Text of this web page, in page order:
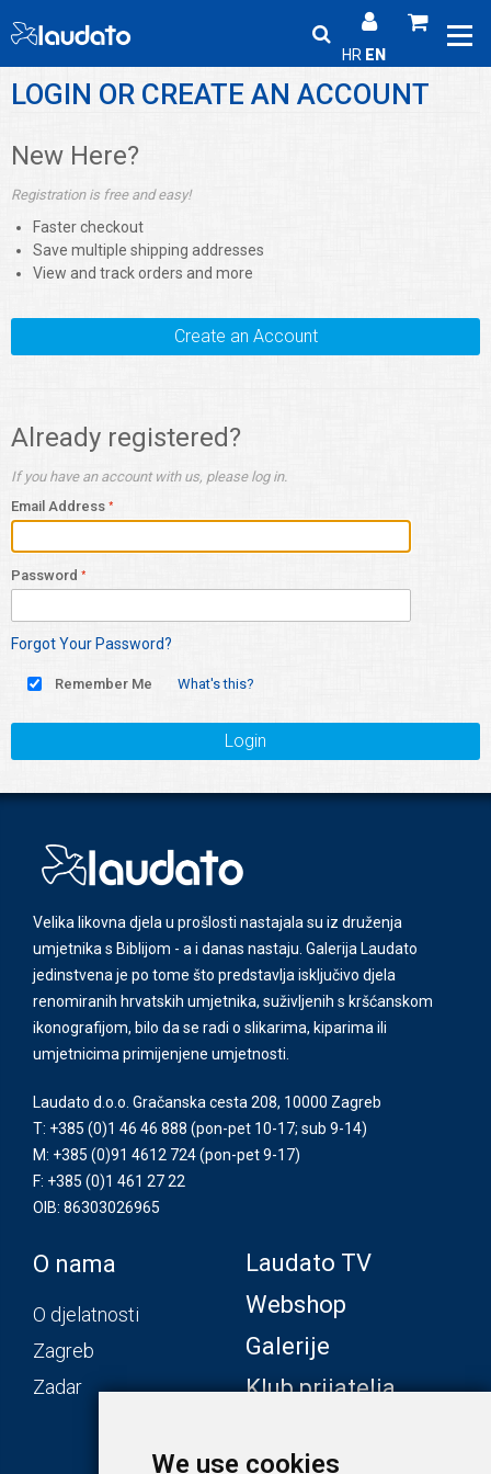
We use cookies
HR EN
LOGIN OR CREATE AN ACCOUNT
New Here?
Registration is free and easy!
Faster checkout
Save multiple shipping addresses
View and track orders and more
Create an Account
Already registered?
If you have an account with us, please log in.
Email Address
Password
Forgot Your Password?
Remember Me What's this?
Login
Velika likovna djela u prošlosti nastajala su iz druženja
umjetnika s Biblijom - a i danas nastaju. Galerija Laudato
jedinstvena je po tome što predstavlja isključivo djela
renomiranih hrvatskih umjetnika, suživljenih s kršćanskom
ikonografijom, bilo da se radi o slikarima, kiparima ili
umjetnicima primijenjene umjetnosti.
Laudato d.o.o. Gračanska cesta 208, 10000 Zagreb
T: +385 (0)1 46 46 888 (pon-pet 10-17; sub 9-14)
M: +385 (0)91 4612 724(pon-pet 9-17)
F: +385 (0)1 461 27 22
OIB: 86303026965
O nama
O djelatnosti
Zagreb
Zadar
Laudato TV
Webshop
Galerije
Klub prijatelja